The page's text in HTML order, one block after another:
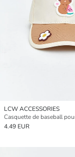
LCW ACCESSORIES
4.49 EUR